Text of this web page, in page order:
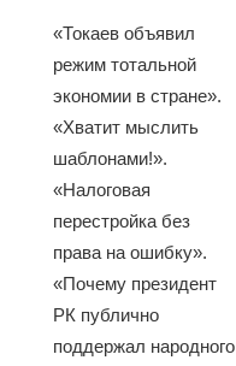
«Токаев объявил
режим тотальной
экономии в стране».
«Хватит мыслить
шаблонами!».
«Налоговая
перестройка без
права на ошибку».
«Почему президент
РК публично
поддержал народного